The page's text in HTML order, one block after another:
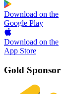
Download on the
Google Play
Download on the
App Store
Gold Sponsor